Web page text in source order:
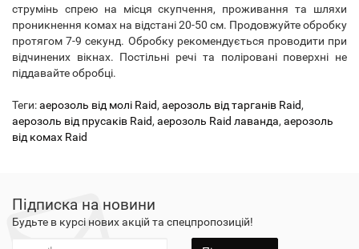
струмінь спрею на місця скупчення, проживання та шляхи
проникнення комах на відстані 20-50 см. Продовжуйте обробку
протягом 7-9 секунд. Обробку рекомендується проводити при
відчинених вікнах. Постільні речі та поліровані поверхні не
піддавайте обробці.
Теги:аерозоль від молі Raid, аерозоль від тарганів Raid,
аерозоль від прусаків Raid, аерозоль Raid лаванда, аерозоль
від комах Raid
Підписка на новини
Будьте в курсі нових акцій та спецпропозицій!